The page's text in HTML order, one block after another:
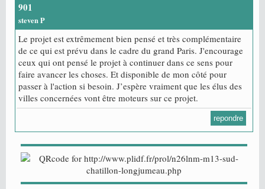
901
steven P
Le projet est extrêmement bien pensé et très complémentaire
de ce qui est prévu dans le cadre du grand Paris. J'encourage
ceux qui ont pensé le projet à continuer dans ce sens pour
faire avancer les choses. Et disponible de mon côté pour
passer à l'action si besoin. J’espère vraiment que les élus des
villes concernées vont être moteurs sur ce projet.
repondre